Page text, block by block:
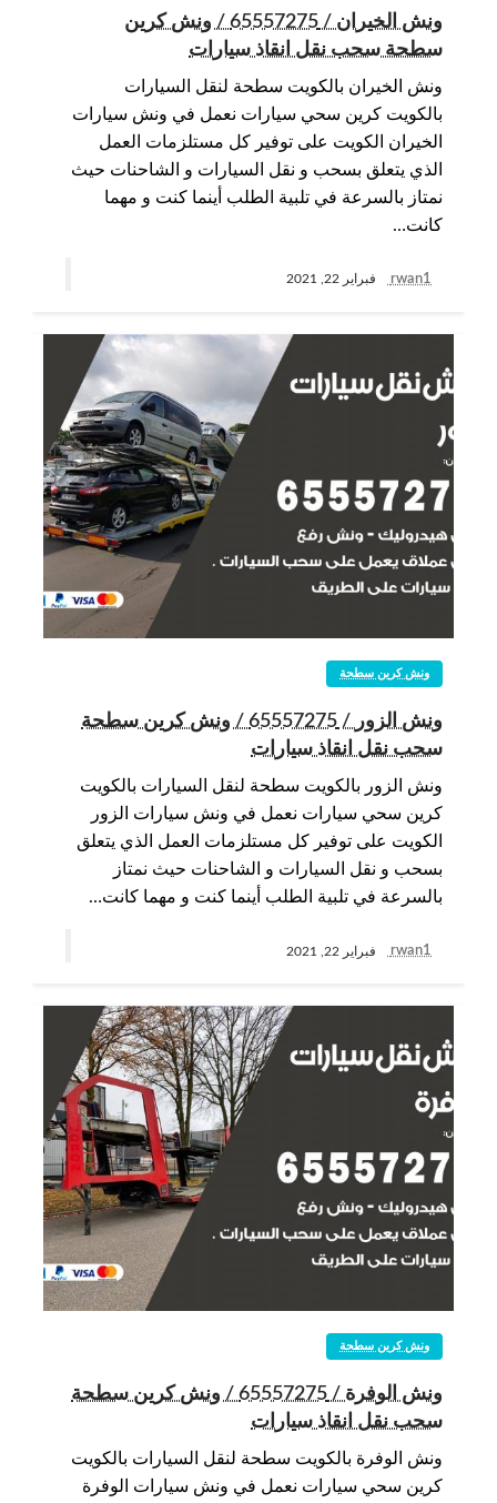
ونش الخيران / 65557275 / ونش كرين
سطحة سحب نقل انقاذ سيارات
ونش الخيران بالكويت سطحة لنقل السيارات
بالكويت كرين سحي سيارات نعمل في ونش سيارات
الخيران الكويت على توفير كل مستلزمات العمل
الذي يتعلق بسحب و نقل السيارات و الشاحنات حيث
نمتاز بالسرعة في تلبية الطلب أينما كنت و مهما
كانت…
rwan1 فبراير 22, 2021
ونش كرين سطحة
ونش الزور / 65557275 / ونش كرين سطحة
سحب نقل انقاذ سيارات
ونش الزور بالكويت سطحة لنقل السيارات بالكويت
كرين سحي سيارات نعمل في ونش سيارات الزور
الكويت على توفير كل مستلزمات العمل الذي يتعلق
بسحب و نقل السيارات و الشاحنات حيث نمتاز
بالسرعة في تلبية الطلب أينما كنت و مهما كانت…
rwan1 فبراير 22, 2021
ونش كرين سطحة
ونش الوفرة / 65557275 / ونش كرين سطحة
سحب نقل انقاذ سيارات
ونش الوفرة بالكويت سطحة لنقل السيارات بالكويت
كرين سحي سيارات نعمل في ونش سيارات الوفرة